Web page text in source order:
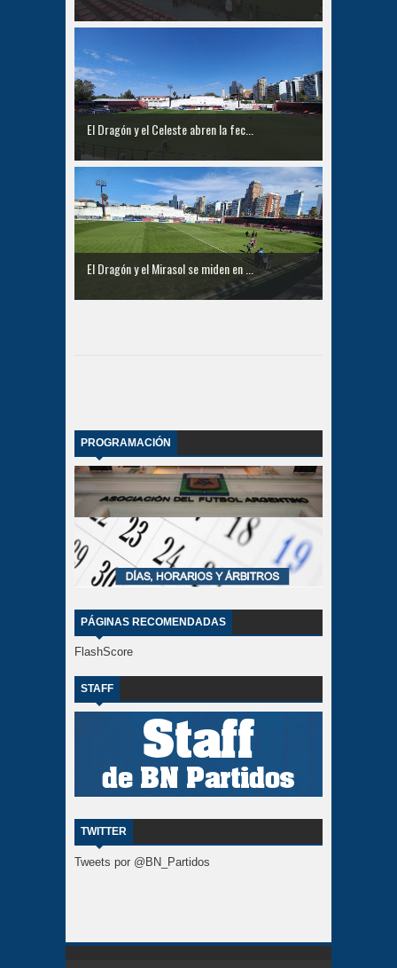
El Dragón y el Celeste abren la fec...
El Dragón y el Mirasol se miden en ...
PROGRAMACIÓN
PÁGINAS RECOMENDADAS
FlashScore
STAFF
TWITTER
Tweets por @BN_Partidos